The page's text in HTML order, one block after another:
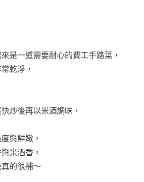
是一道需要耐心的費工手路菜，
乾淨，
炒後再以米酒調味，
與鮮嫩，
米酒香，
的很補～